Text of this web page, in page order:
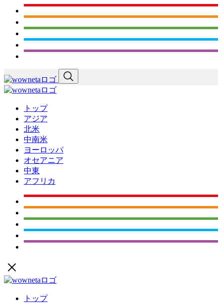
トップ
アジア
北米
中南米
ヨーロッパ
オセアニア
中東
アフリカ
トップ